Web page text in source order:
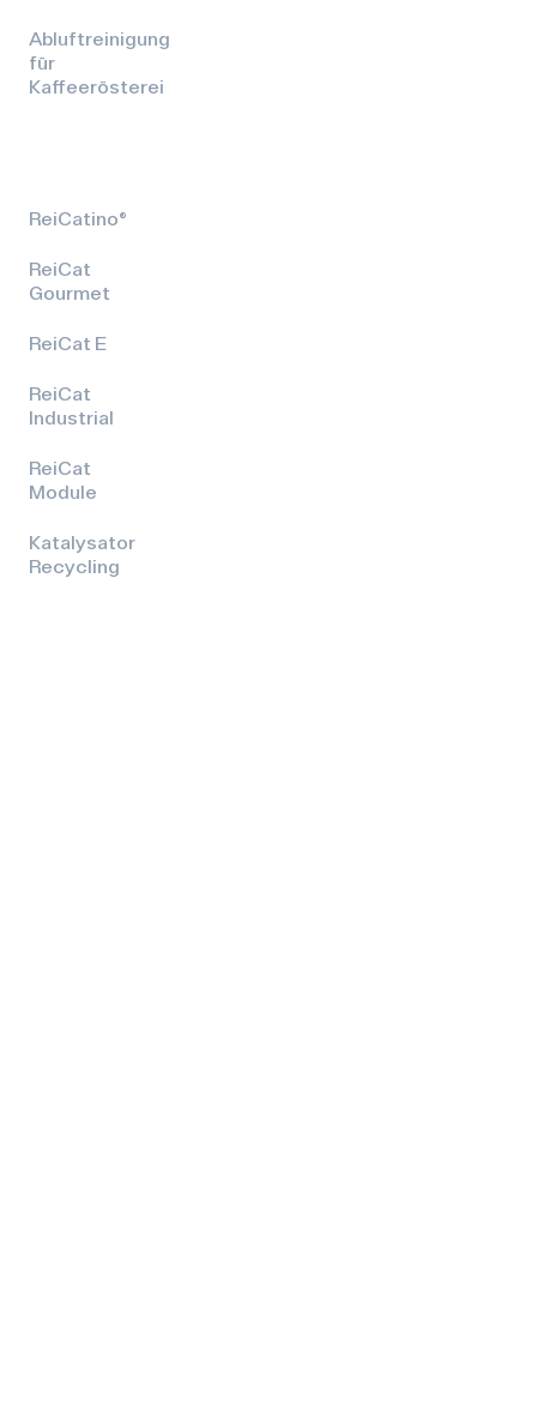
Abluftreinigung
für
Kaffeerösterei
ReiCatino®
ReiCat
Gourmet
ReiCat E
ReiCat
Industrial
ReiCat
Module
Katalysator
Recycling